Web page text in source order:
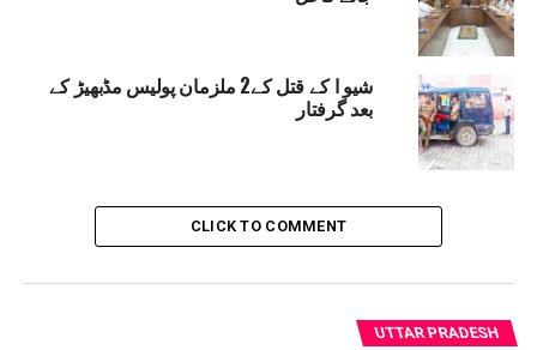
پر حملہ
DON'T MISS
محکمہ اقلیتی امور نے بلاک وار تیار کی مدارس کی
فہرست، 30 اپریل تک مکمل کرنے کا مشن
شیو ا کے قتل کے2 ملزمان پولیس مڈبھیڑ کے
بعد گرفتار
CLICK TO COMMENT
UTTAR PRADESH